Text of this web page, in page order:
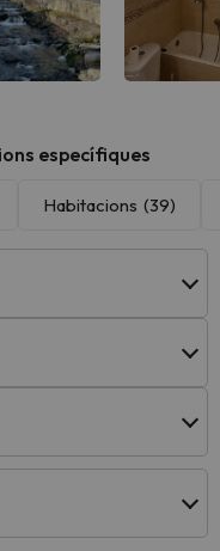
específiques
Habitacions (39)